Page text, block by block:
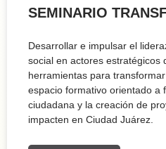
SEMINARIO
Desarrollar e impulsar el
social en actores estratégicos
herramientas para
espacio formativo orientado a
ciudadana y la creación de
impacten en Ciudad Juárez.